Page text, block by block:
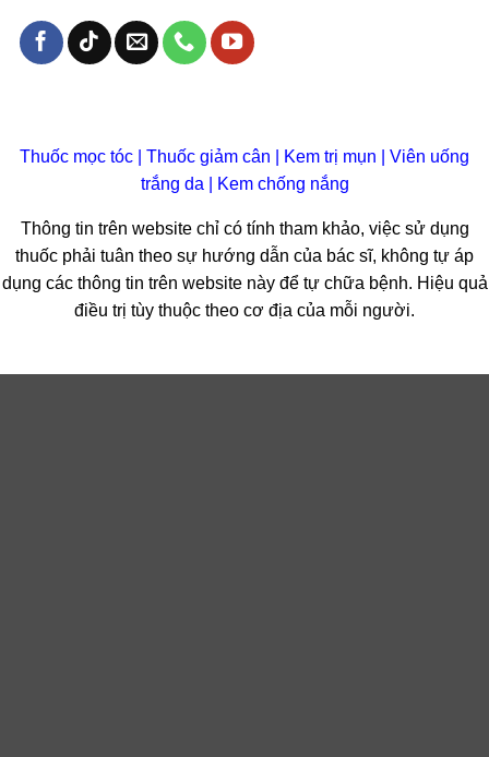
Thuốc mọc tóc Thuốc giảm cân Kem trị mụn
Viên uống
trắng da| Kem chống nắng
Thông tin trên website chỉ có tính tham khảo, việc sử dụng
thuốc phải tuân theo sự hướng dẫn của bác sĩ, không tự áp
dụng các thông tin trên website này để tự chữa bệnh. Hiệu quả
điều trị tùy thuộc theo cơ địa của mỗi người.